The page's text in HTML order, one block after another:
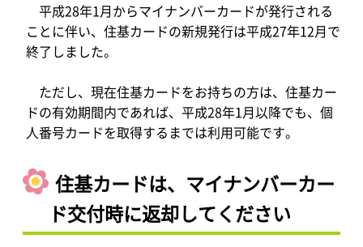
平成28年1月からマイナンバーカードが発行される
ことに伴い、住基カードの新規発行は平成27年12月で
終了しました。
ただし、現在住基カードをお持ちの方は、住基カー
ドの有効期間内であれば、平成28年1月以降でも、個
人番号カードを取得するまでは利用可能です。
住基カードは、マイナンバーカー
ド交付時に返却してください